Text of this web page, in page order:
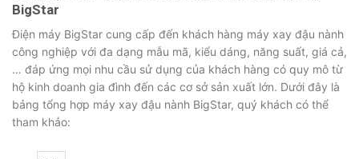
BigStar
Điện máy BigStar cung cấp đến khách hàng máy xay đậu nành
công nghiệp với đa dạng mẫu mã, kiểu dáng, năng suất, giá cả,
… đáp ứng mọi nhu cầu sử dụng của khách hàng có quy mô từ
hộ kinh doanh gia đình đến các cơ sở sản xuất lớn. Dưới đây là
bảng tổng hợp máy xay đậu nành BigStar, quý khách có thể
tham khảo: